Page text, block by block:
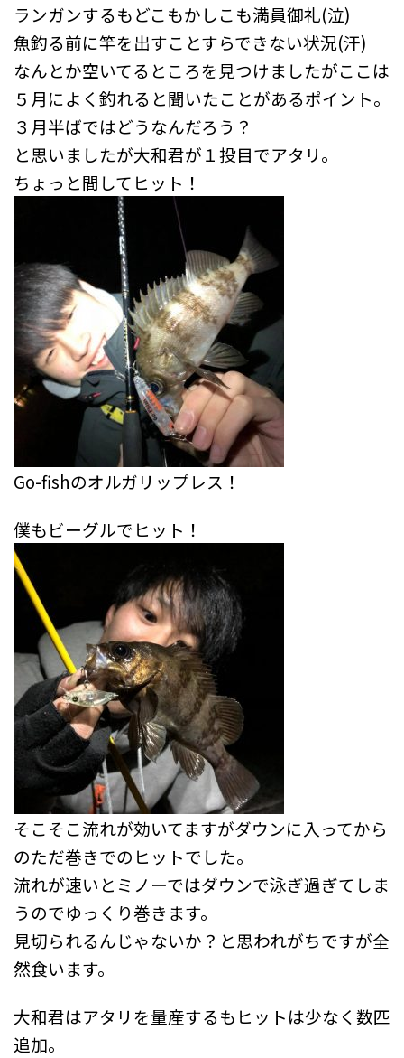
ランガンするもどこもかしこも満員御礼(泣)
魚釣る前に竿を出すことすらできない状況(汗)
なんとか空いてるところを見つけましたがここは
５月によく釣れると聞いたことがあるポイント。
３月半ばではどうなんだろう？
と思いましたが大和君が１投目でアタリ。
ちょっと間してヒット！
Go-fishのオルガリップレス！
僕もビーグルでヒット！
そこそこ流れが効いてますがダウンに入ってから
のただ巻きでのヒットでした。
流れが速いとミノーではダウンで泳ぎ過ぎてしま
うのでゆっくり巻きます。
見切られるんじゃないか？と思われがちですが全
然食います。
大和君はアタリを量産するもヒットは少なく数匹
追加。